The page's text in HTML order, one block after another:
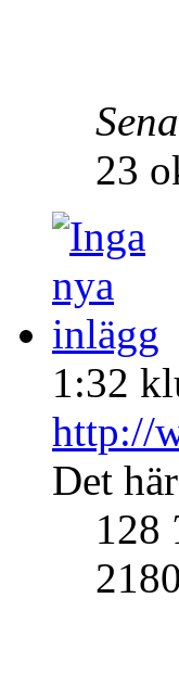
23
1:32
http://
Det
128
2180